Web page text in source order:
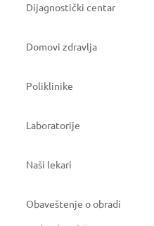
Dijagnostički centar
Domovi zdravlja
Poliklinike
Laboratorije
Naši lekari
Obaveštenje o obradi